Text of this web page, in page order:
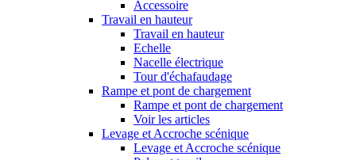
Accessoire
Travail en hauteur
Travail en hauteur
Echelle
Nacelle électrique
Tour d'échafaudage
Rampe et pont de chargement
Rampe et pont de chargement
Voir les articles
Levage et Accroche scénique
Levage et Accroche scénique